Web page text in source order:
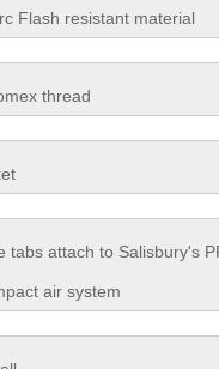
Flash resistant material
thread
tabs attach to Salisbury's
air system